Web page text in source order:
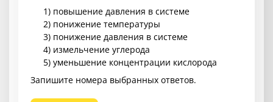
1) повышение давления в системе
2) понижение температуры
3) понижение давления в системе
4) измельчение углерода
5) уменьшение концентрации кислорода
Запишите номера выбранных ответов.